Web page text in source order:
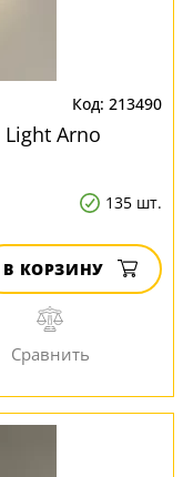
213490
Arno
135 шт.
В КОРЗИНУ